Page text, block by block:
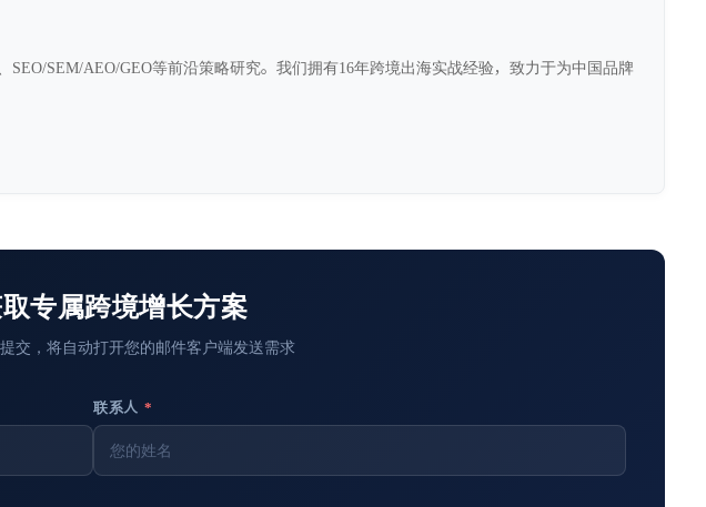
SEM/AEO/GEO等前沿策略研究。我们拥有16年跨境出海实战经验，致力于为中国品牌
专属跨境增长方案
交，将自动打开您的邮件客户端发送需求
联系人 *